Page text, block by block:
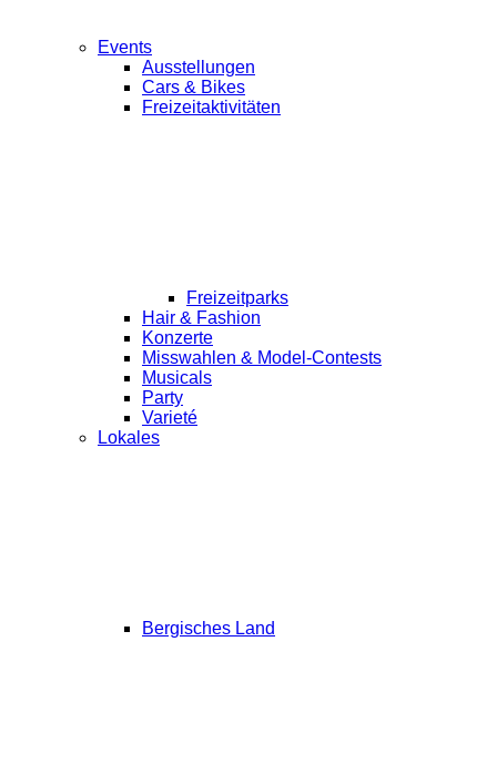
Events
Ausstellungen
Cars & Bikes
Freizeitaktivitäten
Freizeitparks
Hair & Fashion
Konzerte
Misswahlen & Model-Contests
Musicals
Party
Varieté
Lokales
Bergisches Land